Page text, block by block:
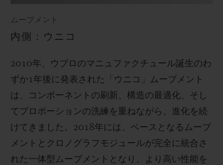
ムーブメント
内側：ウニコ
2010年、ウブロのマニュファクチュール誕生のわ
ずか1年後に発表された「ウニコ」ムーブメント
は、コンポーネントの刷新、構造の最適化、そし
てプロポーションの洗練を重ねながら、進化を続
けてきました。2018年には、ベースとなるムーブ
メントとクロノグラフモジュールが完全に統合さ
れた一体型ムーブメントとなり、より高い性能を